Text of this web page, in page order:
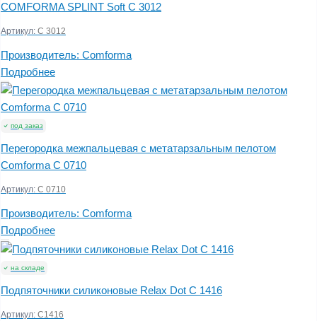
COMFORMA SPLINT Soft C 3012
Артикул: C 3012
Производитель: Comforma
Подробнее
под заказ
Перегородка межпальцевая с метатарзальным пелотом
Comforma С 0710
Артикул: C 0710
Производитель: Comforma
Подробнее
на складе
Подпяточники силиконовые Relax Dot С 1416
Артикул: С1416